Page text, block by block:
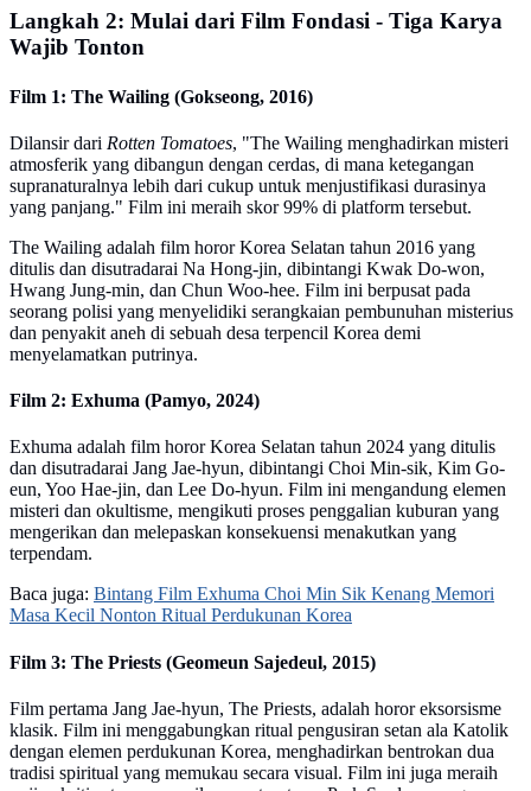
Langkah 2: Mulai dari Film Fondasi - Tiga Karya
Wajib Tonton
Film 1: The Wailing (Gokseong, 2016)
Dilansir dari Rotten Tomatoes, "The Wailing menghadirkan misteri
atmosferik yang dibangun dengan cerdas, di mana ketegangan
supranaturalnya lebih dari cukup untuk menjustifikasi durasinya
yang panjang." Film ini meraih skor 99% di platform tersebut.
The Wailing adalah film horor Korea Selatan tahun 2016 yang
ditulis dan disutradarai Na Hong-jin, dibintangi Kwak Do-won,
Hwang Jung-min, dan Chun Woo-hee. Film ini berpusat pada
seorang polisi yang menyelidiki serangkaian pembunuhan misterius
dan penyakit aneh di sebuah desa terpencil Korea demi
menyelamatkan putrinya.
Film 2: Exhuma (Pamyo, 2024)
Exhuma adalah film horor Korea Selatan tahun 2024 yang ditulis
dan disutradarai Jang Jae-hyun, dibintangi Choi Min-sik, Kim Go-
eun, Yoo Hae-jin, dan Lee Do-hyun. Film ini mengandung elemen
misteri dan okultisme, mengikuti proses penggalian kuburan yang
mengerikan dan melepaskan konsekuensi menakutkan yang
terpendam.
Baca juga: Bintang Film Exhuma Choi Min Sik Kenang Memori
Masa Kecil Nonton Ritual Perdukunan Korea
Film 3: The Priests (Geomeun Sajedeul, 2015)
Film pertama Jang Jae-hyun, The Priests, adalah horor eksorsisme
klasik. Film ini menggabungkan ritual pengusiran setan ala Katolik
dengan elemen perdukunan Korea, menghadirkan bentrokan dua
tradisi spiritual yang memukau secara visual. Film ini juga meraih